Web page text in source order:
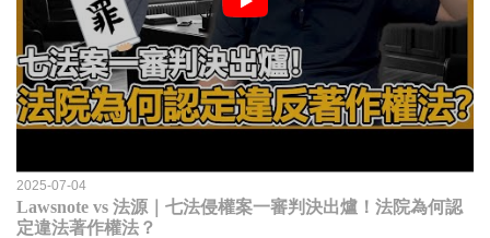
2025-07-04
Lawsnote vs 法源｜七法侵權案一審判決出爐！法院為何認
定違法著作權法？